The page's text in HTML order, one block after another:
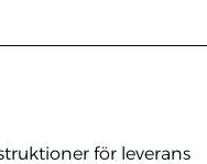
för leverans